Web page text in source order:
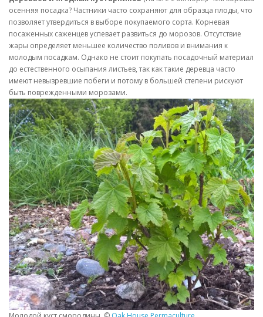
осенняя посадка? Частники часто сохраняют для образца плоды, что
позволяет утвердиться в выборе покупаемого сорта. Корневая
посаженных саженцев успевает развиться до морозов. Отсутствие
жары определяет меньшее количество поливов и внимания к
молодым посадкам. Однако не стоит покупать посадочный материал
до естественного осыпания листьев, так как такие деревца часто
имеют невызревшие побеги и потому в большей степени рискуют
быть поврежденными морозами.